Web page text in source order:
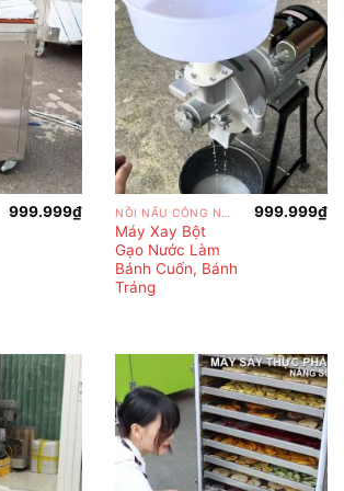
999.999₫
Máy Xay Bột
Gạo Nước Làm
Bánh Cuốn, Bánh
Tráng
999.999₫